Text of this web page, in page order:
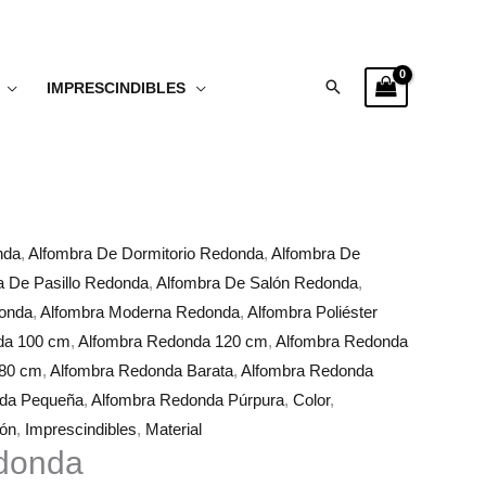
IMPRESCINDIBLES Buscar
, Alfombra De Dormitorio Redonda, Alfombra De
De Pasillo Redonda, Alfombra De Salón Redonda,
, Alfombra Moderna Redonda, Alfombra Poliéster
100 cm, Alfombra Redonda 120 cm, Alfombra Redonda
cm, Alfombra Redonda Barata, Alfombra Redonda
Pequeña, Alfombra Redonda Púrpura, Color,
, Imprescindibles, Material